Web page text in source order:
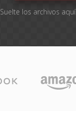
Suelte los archivos